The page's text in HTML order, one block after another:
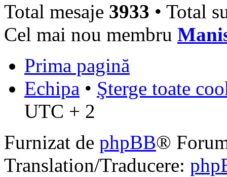
Total mesaje 3933 • Total
Cel mai nou membru
Prima pagină
Echipa • Şterge toate
UTC + 2
Furnizat de phpBB®
Translation/Traducere: